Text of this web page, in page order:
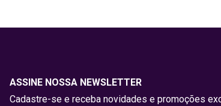
ASSINE NOSSA NEWSLETTER
Cadastre-se e receba novidades e promoções